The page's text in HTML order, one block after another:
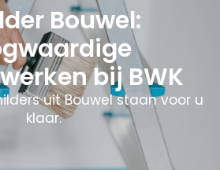
Bouwel:
bij BWK
uit Bouwel staan voor u
klaar.